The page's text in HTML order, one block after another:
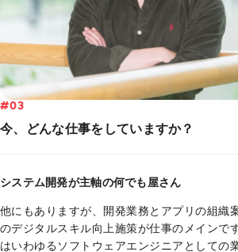
#03
今、どんな仕事をしていますか？
システム開発が主軸の何でも屋さん
他にもありますが、開発業務とアプリの組織
のデジタルスキル向上施策が仕事のメインで
はいわゆるソフトウェアエンジニアとしての